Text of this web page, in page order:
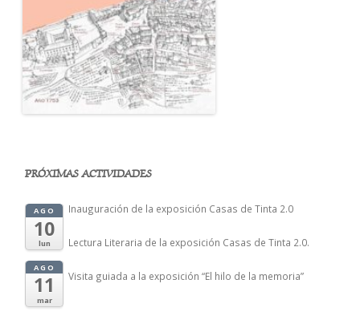
PRÓXIMAS ACTIVIDADES
AGO
10
lun
Inauguración de la exposición Casas de Tinta 2.0
AGO
11
mar
Lectura Literaria de la exposición Casas de Tinta 2.0.
Visita guiada a la exposición “El hilo de la memoria”